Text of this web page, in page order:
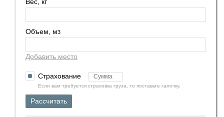
Объем, м3
Добавить место
Страхование
Если вам требуется страховка груза, то поставьте галочку.
Рассчитать